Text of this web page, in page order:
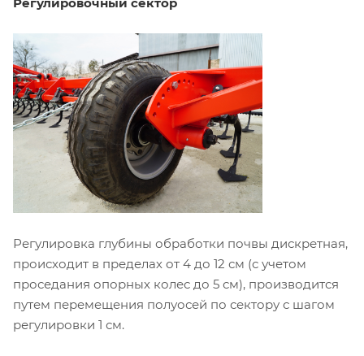
Регулировка глубины обработки почвы дискретная,
происходит в пределах от 4 до 12 см (с учетом
проседания опорных колес до 5 см), производится
путем перемещения полуосей по сектору с шагом
регулировки 1 см.